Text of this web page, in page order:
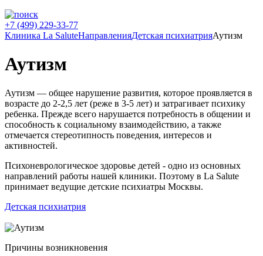
+7 (499) 229-33-77
Клиника La SaluteНаправленияДетская психиатрияАутизм
Аутизм
Аутизм — общее нарушение развития, которое проявляется в
возрасте до 2-2,5 лет (реже в 3-5 лет) и затрагивает психику
ребенка. Прежде всего нарушается потребность в общении и
способность к социальному взаимодействию, а также
отмечается стереотипность поведения, интересов и
активностей.
Психоневрологическое здоровье детей - одно из основных
направлений работы нашей клиники. Поэтому в La Salute
принимает ведущие детские психиатры Москвы.
Детская психиатрия
Причины возникновения